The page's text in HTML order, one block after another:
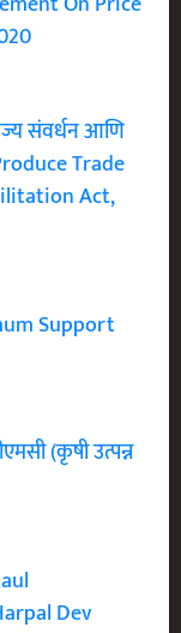
संवर्धन आणि
Trade
Act,
Support
(कृषी उत्पन्न
Dev